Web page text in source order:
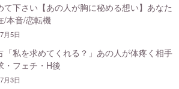
て下さい【あの人が胸に秘める想い】あなた
/本音/恋転機
月5日
「私を求めてくれる？」あの人が体疼く相手
フェチ・H後
月3日